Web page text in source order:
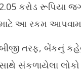
2.05 કરોડ રૂપિયા
આ રકમ
તરફ, બેંકનું
સંકળાયેલા લોકો